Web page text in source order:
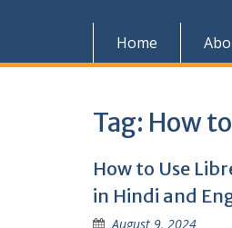
Home
Tag: How
How to Use
in Hindi and
August 9, 2024